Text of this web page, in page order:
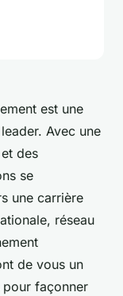
est une
Avec une
des
se
une carrière
réseau
de vous un
façonner